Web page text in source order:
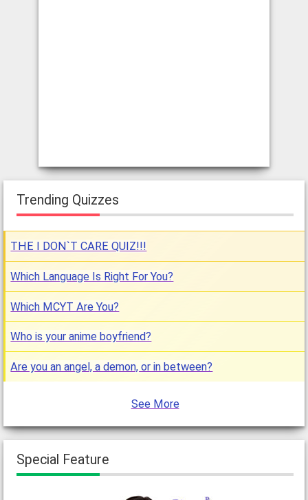
Trending Quizzes
THE I DON`T CARE QUIZ!!!
Which Language Is Right For You?
Which MCYT Are You?
Who is your anime boyfriend?
Are you an angel, a demon, or in between?
See More
Special Feature